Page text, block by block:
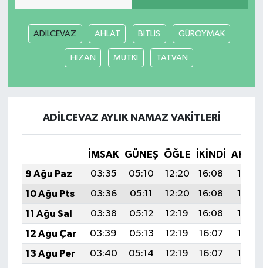
ADİLCEVAZ AHLAT BİTLİS GÜROYMAK
HİZAN MUTKİ TATVAN
ADİLCEVAZ AYLIK NAMAZ VAKITLERI
İMSAK GÜNEŞ ÖĞLE İKINDI
9 Ağu Paz
03:35 05:10 12:20 16:08
19:19
10 Ağu Pts
03:36 05:11 12:20 16:08
19:18
11 Ağu Sal
03:38 05:12 12:19 16:08
19:17
12 Ağu Çar
03:39 05:13 12:19 16:07
19:16
13 Ağu Per
03:40 05:14 12:19 16:07
19:14